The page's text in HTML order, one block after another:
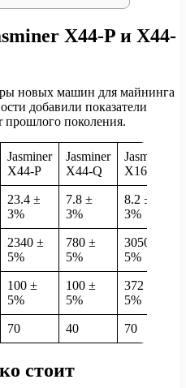
X44-P и X44-
новых машин для майнинга
добавили показатели
поколения.
Jasminer
X44-P
Jasminer
X44-Q
Jasminer
X16-P
23.4 ±
3%
7.8 ±
3%
8.2 ±
3%
2340 ±
5%
780 ±
5%
3050 ±
5%
100 ±
5%
100 ±
5%
372 ±
5%
70 40 70
стоит